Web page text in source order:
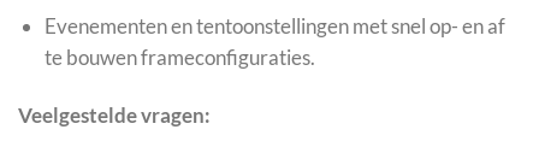
Evenementen en tentoonstellingen met snel op- en af
te bouwen frameconfiguraties.
Veelgestelde vragen: